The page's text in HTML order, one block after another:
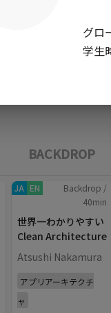
BACKDROP
JA EN Backdrop /
40min
世界一わかりやすい
Clean Architecture
Atsushi Nakamura
アプリアーキテクチ
ャ
グロ
学生